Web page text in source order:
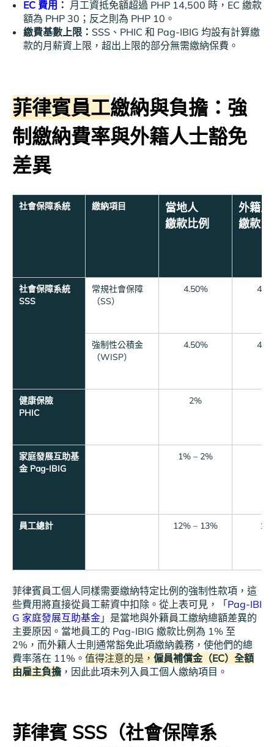
EC 費用 ： 月工資抵免額超過 PHP 14,500 時，EC 繳款
額為 PHP 30；反之則為 PHP 10。
繳費基數上限： SSS、PHIC 和 Pag-IBIG 均設有計算繳
款的月薪資上限，超出上限的部分無需繳納保費。
菲律賓員工繳納與負擔：強
制繳納費率與外籍人士豁免
差異
社會保障系統 繳納項目
當地人
繳款比例
外籍
繳款
社會保障系統
SSS
常規社會保障
（SS）
4.50%
強制性公積金
（WISP）
4.50%
健康保險
PHIC
2%
家庭發展互助基
金 Pag-IBIG
1% – 2%
員工總計 12% – 13%
菲律賓員工個人同樣需要繳納特定比例的強制性款項，這
些費用將直接從員工薪資中扣除。從上表可見，「Pag-IBI
G 家庭發展互助基金 」是當地與外籍員工繳納總額差異的
主要原因。當地員工的 Pag-IBIG 繳款比例為 1% 至
2%，而外籍人士則通常豁免此項繳納義務，使他們的總
費率落在 11%。 值得注意的是， 僱員補償金（EC）全額
由雇主負擔 ，因此此項未列入員工個人繳納項目。
菲律賓 SSS（社會保障系